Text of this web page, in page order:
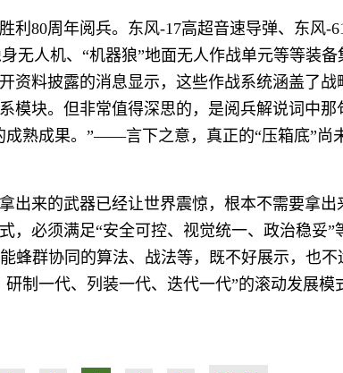
利80周年阅兵。东风-17高超音速导弹、东风-
无人机、“机器狼”地面无人作战单元等等装备
资料披露的消息显示，这些作战系统涵盖了战
块。但非常值得深思的，是阅兵解说词中那
成熟成果。”——言下之意，真正的“压箱底”尚
出来的武器已经让世界震惊，根本不需要拿出
，必须满足“安全可控、视觉统一、政治稳妥”
蜂群协同的算法、战法等，既不好展示，也不
制一代、列装一代、迭代一代”的滚动发展模